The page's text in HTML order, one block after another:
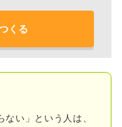
くる
ない」という人は、